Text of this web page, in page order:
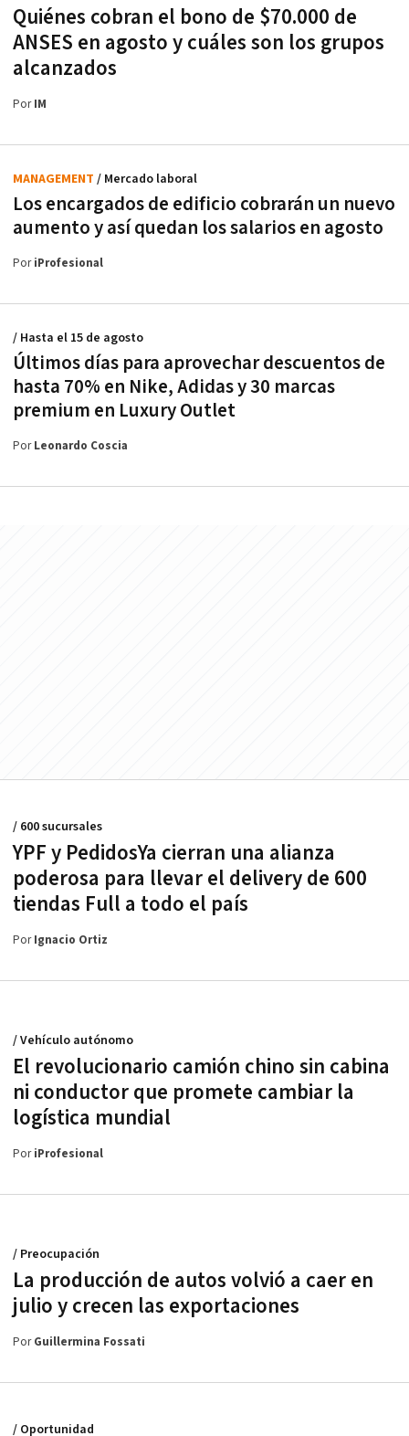
Quiénes cobran el bono de $70.000 de
ANSES en agosto y cuáles son los grupos
alcanzados
PorIM
Los encargados de edificio cobrarán un nuevo
aumento y así quedan los salarios en agosto
MANAGEMENT / Mercado laboral
PoriProfesional
Últimos días para aprovechar descuentos de
hasta 70% en Nike, Adidas y 30 marcas
premium en Luxury Outlet
/ Hasta el 15 de agosto
PorLeonardo Coscia
YPF y PedidosYa cierran una alianza
poderosa para llevar el delivery de 600
tiendas Full a todo el país
/ 600 sucursales
PorIgnacio Ortiz
El revolucionario camión chino sin cabina
ni conductor que promete cambiar la
logística mundial
/ Vehículo autónomo
PoriProfesional
La producción de autos volvió a caer en
julio y crecen las exportaciones
/ Preocupación
PorGuillermina Fossati
/ Oportunidad